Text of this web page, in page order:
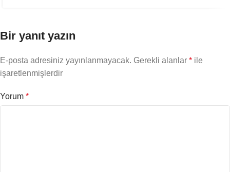
Bir yanıt yazın
E-posta adresiniz yayınlanmayacak. Gerekli alanlar * ile
işaretlenmişlerdir
Yorum *